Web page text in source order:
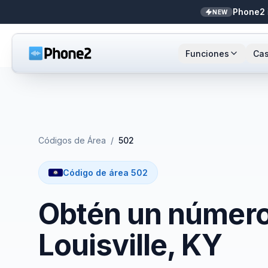
NEW
Funciones
Identificador de llamadas
Analíticas de llamadas
Bandeja unificada
Zapier NEW
Soporte y éxito
Códigos de Área / 502
Código de área 502
Obtén un
Louisville, KY